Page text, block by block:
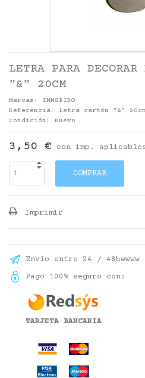
LETRA PARA DECORAR
"&" 20CM
Marcas:
INNSPIRO
Referencia:
Letra cartón "&"
Condición:
Nuevo
3,50 € con imp.
COMPRAR
Imprimir
Envío entre 24 / 48hwwww
Pago 100% seguro con:
TARJETA BANCARIA